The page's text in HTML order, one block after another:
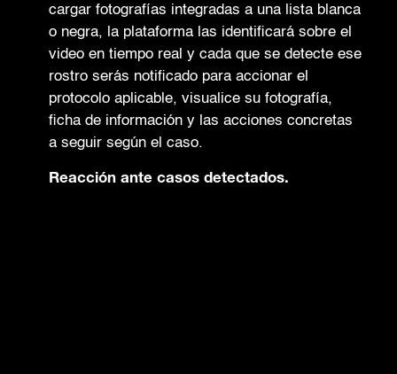
cargar fotografías integradas a una lista blanca
o negra, la plataforma las identificará sobre el
video en tiempo real y cada que se detecte ese
rostro serás notificado para accionar el
protocolo aplicable, visualice su fotografía,
ficha de información y las acciones concretas
a seguir según el caso.
Reacción ante casos detectados.